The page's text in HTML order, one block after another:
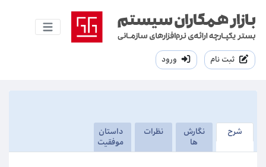
ثبت نام ورود
شرح
نگارش
ها
نظرات
داستان
موفقیت